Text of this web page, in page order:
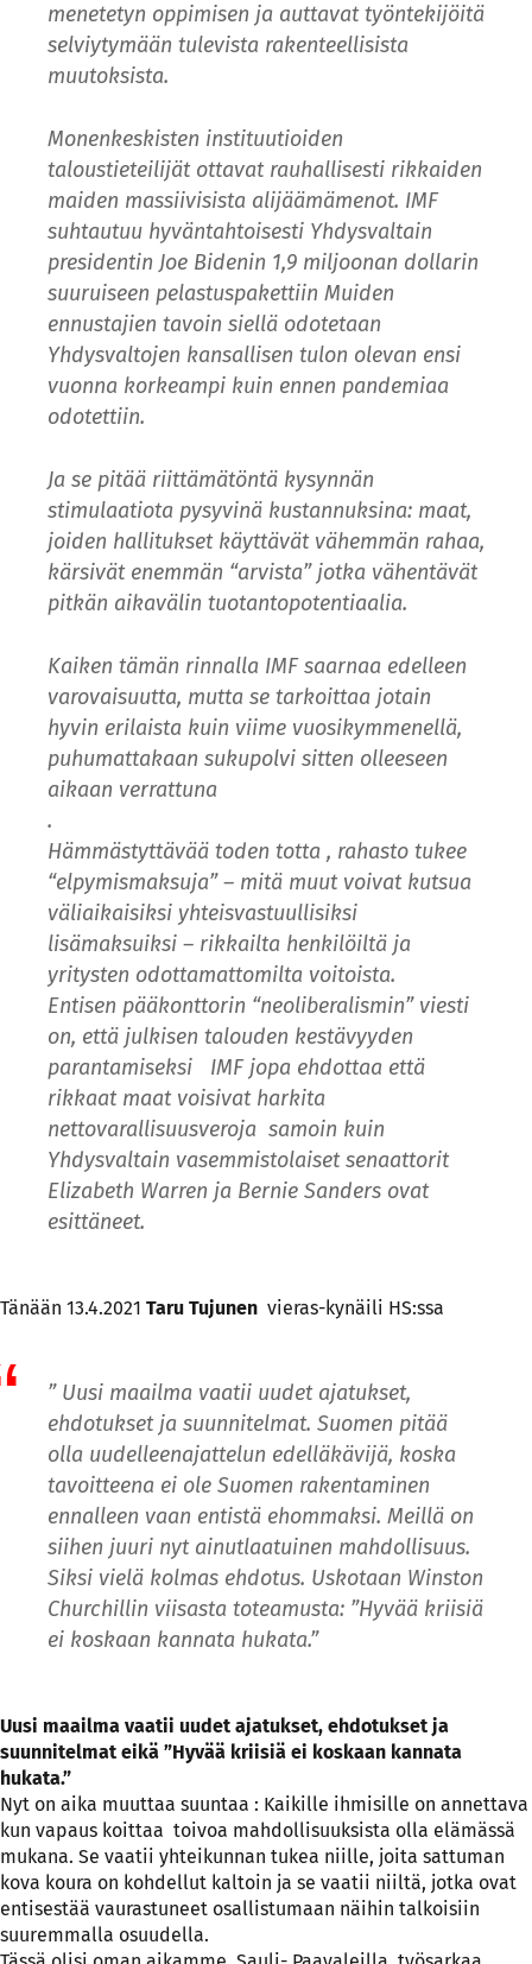
menetetyn oppimisen ja auttavat työntekijöitä
selviytymään tulevista rakenteellisista
muutoksista.
Monenkeskisten instituutioiden
taloustieteilijät ottavat rauhallisesti rikkaiden
maiden massiivisista alijäämämenot. IMF
suhtautuu hyväntahtoisesti Yhdysvaltain
presidentin Joe Bidenin 1,9 miljoonan dollarin
suuruiseen pelastuspakettiin Muiden
ennustajien tavoin siellä odotetaan
Yhdysvaltojen kansallisen tulon olevan ensi
vuonna korkeampi kuin ennen pandemiaa
odotettiin.
Ja se pitää riittämätöntä kysynnän
stimulaatiota pysyvinä kustannuksina: maat,
joiden hallitukset käyttävät vähemmän rahaa,
kärsivät enemmän “arvista” jotka vähentävät
pitkän aikavälin tuotantopotentiaalia.
Kaiken tämän rinnalla IMF saarnaa edelleen
varovaisuutta, mutta se tarkoittaa jotain
hyvin erilaista kuin viime vuosikymmenellä,
puhumattakaan sukupolvi sitten olleeseen
aikaan verrattuna
.
Hämmästyttävää toden totta , rahasto tukee
“elpymismaksuja” – mitä muut voivat kutsua
väliaikaisiksi yhteisvastuullisiksi
lisämaksuiksi – rikkailta henkilöiltä ja
yritysten odottamattomilta voitoista.
Entisen pääkonttorin “neoliberalismin” viesti
on, että julkisen talouden kestävyyden
parantamiseksi IMF jopa ehdottaa että
rikkaat maat voisivat harkita
nettovarallisuusveroja samoin kuin
Yhdysvaltain vasemmistolaiset senaattorit
Elizabeth Warren ja Bernie Sanders ovat
esittäneet.
Tänään 13.4.2021 Taru Tujunen vieras-kynäili HS:ssa
” Uusi maailma vaatii uudet ajatukset,
ehdotukset ja suunnitelmat. Suomen pitää
olla uudelleenajattelun edelläkävijä, koska
tavoitteena ei ole Suomen rakentaminen
ennalleen vaan entistä ehommaksi. Meillä on
siihen juuri nyt ainutlaatuinen mahdollisuus.
Siksi vielä kolmas ehdotus. Uskotaan Winston
Churchillin viisasta toteamusta: ”Hyvää kriisiä
ei koskaan kannata hukata.”
Uusi maailma vaatii uudet ajatukset, ehdotukset ja
suunnitelmat eikä ”Hyvää kriisiä ei koskaan kannata
hukata.”
Nyt on aika muuttaa suuntaa : Kaikille ihmisille on annettava
kun vapaus koittaa toivoa mahdollisuuksista olla elämässä
mukana. Se vaatii yhteikunnan tukea niille, joita sattuman
kova koura on kohdellut kaltoin ja se vaatii niiltä, jotka ovat
entisestää vaurastuneet osallistumaan näihin talkoisiin
suuremmalla osuudella.